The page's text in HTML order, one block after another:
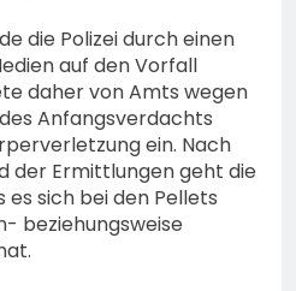
die Polizei durch einen
auf den Vorfall
daher von Amts wegen
Anfangsverdachts
ein. Nach
der Ermittlungen geht die
es sich bei den Pellets
beziehungsweise